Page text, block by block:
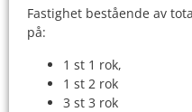
Fastighet bestående av
på:
1 st 1 rok,
1 st 2 rok
3 st 3 rok